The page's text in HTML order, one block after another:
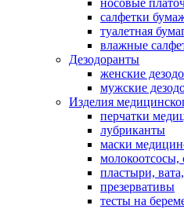
салфетки
туалетная
влажные
Дезодоранты
женские
мужские
Изделия
перчатки
лубриканты
маски
молокоотсосы,
пластыри,
презервативы
тесты на